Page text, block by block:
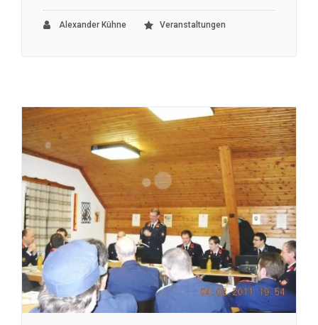
Alexander Kühne Veranstaltungen